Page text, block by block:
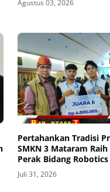
Agustus 03, 2026
Pertahankan Tradisi
SMKN 3 Mataram
Perak Bidang Robotics
Tingkat Provinsi 2026
Juli 31, 2026